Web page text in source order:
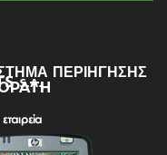
ΠΕΡΙΗΓΗΣΗΣ